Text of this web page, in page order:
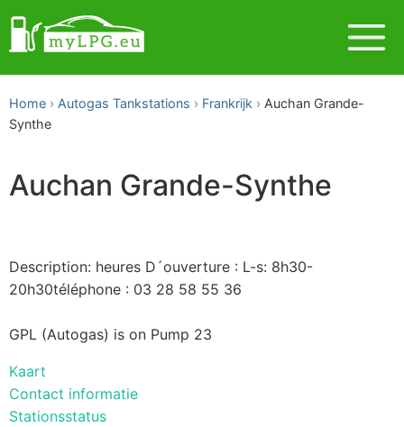
Home Autogas Tankstations Frankrijk
Auchan Grande-
Synthe
Auchan Grande-Synthe
Description: heures D´ouverture : L-s: 8h30-
20h30téléphone : 03 28 58 55 36
GPL (Autogas) is on Pump 23
Kaart
Contact informatie
Stationsstatus